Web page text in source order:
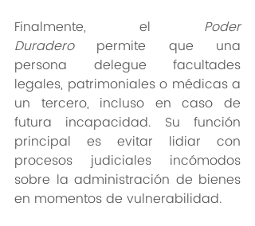
Finalmente, el Poder
Duradero permite que una
persona delegue facultades
legales, patrimoniales o médicas a
un tercero, incluso en caso de
futura incapacidad. Su función
principal es evitar lidiar con
procesos judiciales incómodos
sobre la administración de bienes
en momentos de vulnerabilidad.